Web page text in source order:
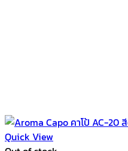
Quick View